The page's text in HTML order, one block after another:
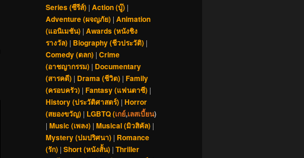
Series (ซีรีส์) | Action (บู๊) |
Adventure (ผจญภัย) | Animation
(แอนิเมชัน) | Awards (หนังชิง
รางวัล) | Biography (ชีวประวัติ) |
Comedy (ตลก) | Crime
(อาชญากรรม) | Documentary
(สารคดี) | Drama (ชีวิต) | Family
(ครอบครัว) | Fantasy (แฟนตาซี) |
History (ประวัติศาสตร์) | Horror
(สยองขวัญ) | LGBTQ (เกย์,เลสเบี้ยน)
| Music (เพลง) | Musical (มิวสิคัล) |
Mystery (ปมปริศนา) | Romance
(รัก) | Short (หนังสั้น) | Thriller